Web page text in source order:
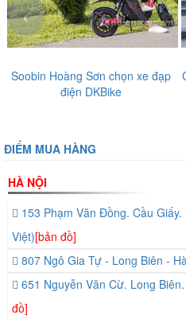
Soobin Hoàng Sơn chọn xe đạp
điện DKBike
‹
ĐIỂM MUA HÀNG
HÀ NỘI
153 Phạm Văn Đồng. Cầu
Việt)[bản đồ]
807 Ngô Gia Tự - Long Biên -
651 Nguyễn Văn Cừ. Long
đồ]